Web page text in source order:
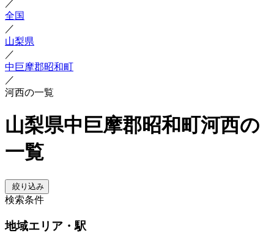
／
全国
／
山梨県
／
中巨摩郡昭和町
／
河西の一覧
山梨県中巨摩郡昭和町河西の
一覧
絞り込み
検索条件
地域エリア・駅